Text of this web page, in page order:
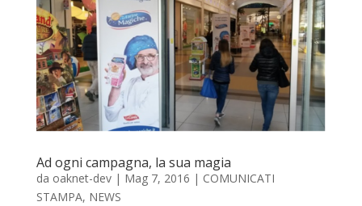
Ad ogni campagna, la sua magia
da oaknet-dev| Mag 7, 2016 | COMUNICATI
STAMPA, NEWS